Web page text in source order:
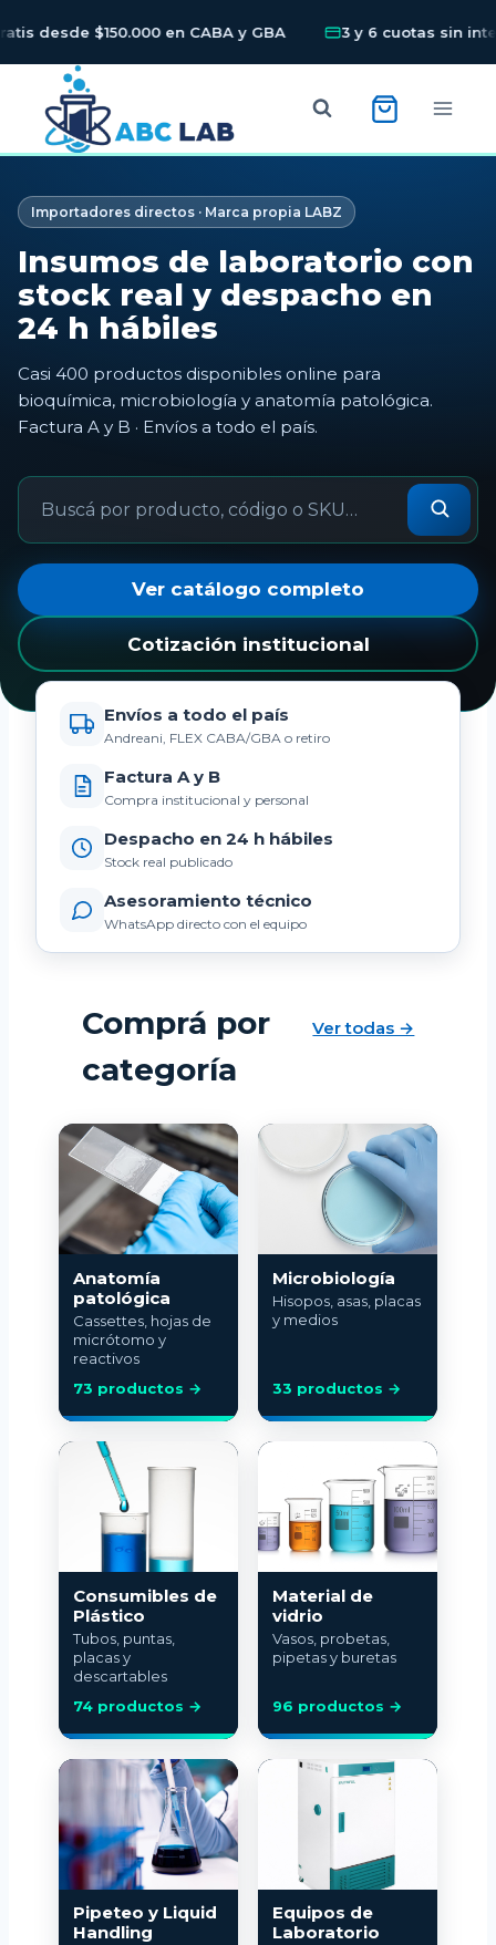
$150.000 en CABA y GBA 3 y 6 cuotas sin interés
content
Importadores directos · Marca propia LABZ
Insumos de laboratorio con
stock real y despacho en
24 h hábiles
Casi 400 productos disponibles online para
bioquímica, microbiología y anatomía patológica.
Factura A y B · Envíos a todo el país.
Ver catálogo completo
Cotización institucional
Envíos a todo el país
Andreani, FLEX CABA/GBA o retiro
Factura A y B
Compra institucional y personal
Despacho en 24 h hábiles
Stock real publicado
Asesoramiento técnico
WhatsApp directo con el equipo
Comprá por
categoría
Ver todas →
Anatomía
patológica
Cassettes, hojas de
micrótomo y
reactivos
73 productos →
Microbiología
Hisopos, asas, placas
y medios
33 productos →
Consumibles de
Plástico
Tubos, puntas,
placas y
descartables
74 productos →
Material de
vidrio
Vasos, probetas,
pipetas y buretas
96 productos →
Pipeteo y Liquid
Handling
Equipos de
Laboratorio